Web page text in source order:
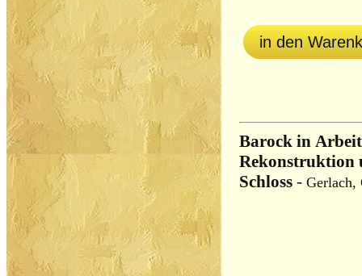
in den
Barock in
Rekonstruktion
Schloss - Gerlach,